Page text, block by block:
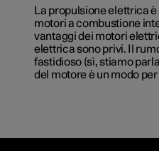
disponibili
disponibili
disponibili
in una nuova
su
La propulsione elettrica è
motori a combustione
vantaggi dei motori
elettrica sono privi. Il
fastidioso (sì, stiamo
del motore è un modo